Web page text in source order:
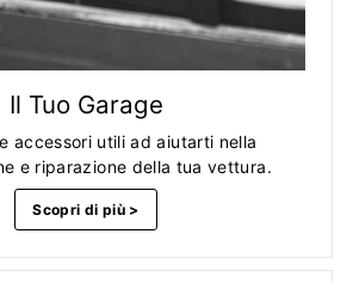
Il Tuo Garage
accessori utili ad aiutarti nella
e riparazione della tua vettura.
Scopri di più >